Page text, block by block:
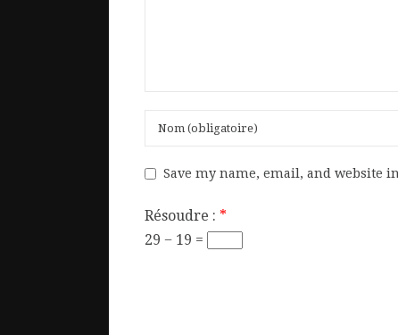
Save my name, email, and website
Résoudre : *
29 − 19 =